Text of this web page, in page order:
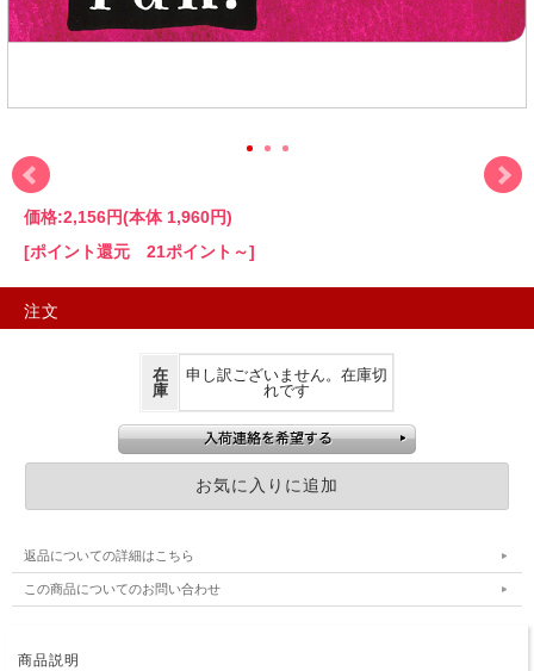
価格:2,156円(本体 1,960円)
[ポイント還元 21ポイント～]
注文
在
庫
申し訳ございません。在庫切
れです
返品についての詳細はこちら
この商品についてのお問い合わせ
商品説明